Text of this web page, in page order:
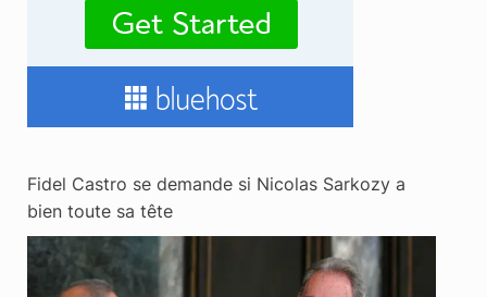
Fidel Castro se demande si Nicolas Sarkozy a
bien toute sa tête